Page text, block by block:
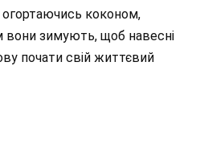
коконом,
вони зимують, щоб навесні
почати свій життєвий